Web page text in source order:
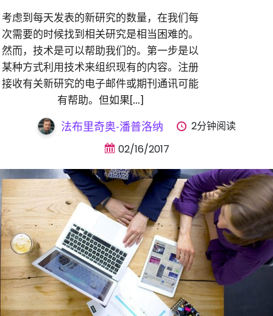
考虑到每天发表的新研究的数量，在我们每
次需要的时候找到相关研究是相当困难的。
然而，技术是可以帮助我们的。第一步是以
某种方式利用技术来组织现有的内容。注册
接收有关新研究的电子邮件或期刊通讯可能
有帮助。但如果[...]
法布里奇奥-潘普洛纳
2分钟阅读
02/16/2017